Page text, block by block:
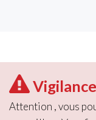
Attention , vous